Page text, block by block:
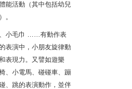
能活動（其中包括幼兒
。
小毛巾 ……有動作表
表演中，小朋友旋律動
表現力。又譬如遊樂
、小電馬、碰碰車、蹦
、跳的表演動作，並伴